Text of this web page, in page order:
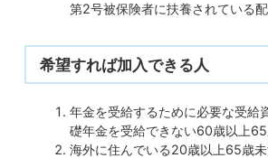
第2号被保険者に扶養されている
希望すれば加入できる人
年金を受給するために必要な受給
礎年金を受給できない60歳以上
海外に住んでいる20歳以上65歳未